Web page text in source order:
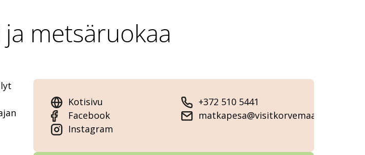
metsäruokaa
Kotisivu
Facebook
Instagram
+372 510 5441
matkapesa@visitkorvemaa.ee